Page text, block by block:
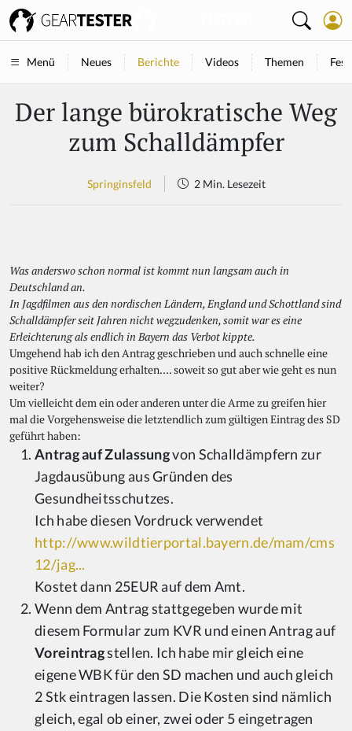
Menü Neues Berichte Videos Themen
Der lange bürokratische Weg
zum Schalldämpfer
Springinsfeld 2 Min. Lesezeit
Was anderswo schon normal ist kommt nun langsam auch in
Deutschland an.
In Jagdfilmen aus den nordischen Ländern, England und Schottland sind
Schalldämpfer seit Jahren nicht wegzudenken, somit war es eine
Erleichterung als endlich in Bayern das Verbot kippte.
Umgehend hab ich den Antrag geschrieben und auch schnelle eine
positive Rückmeldung erhalten.... soweit so gut aber wie geht es nun
weiter?
Um vielleicht dem ein oder anderen unter die Arme zu greifen hier
mal die Vorgehensweise die letztendlich zum gültigen Eintrag des SD
geführt haben:
Antrag auf Zulassungvon Schalldämpfern zur
Jagdausübung aus Gründen des
Gesundheitsschutzes.
Ich habe diesen Vordruck verwendet
http://www.wildtierportal.bayern.de/mam/cms
12/jag...
Kostet dann 25EUR auf dem Amt.
Wenn dem Antrag stattgegeben wurde mit
diesem Formular zum KVR und einen Antrag auf
Voreintragstellen. Ich habe mir gleich eine
eigene WBK für den SD machen und auch gleich
2 Stk eintragen lassen. Die Kosten sind nämlich
gleich, egal ob einer, zwei oder 5 eingetragen